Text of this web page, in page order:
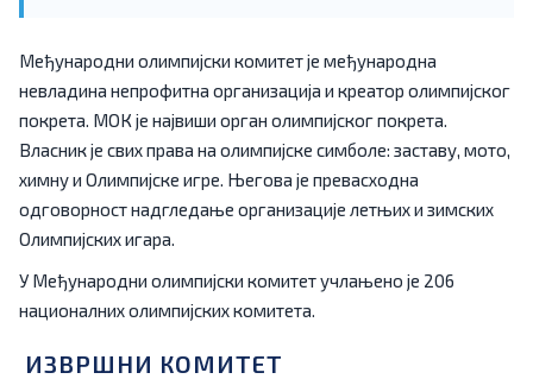
Међународни олимпијски комитет је међународна
невладина непрофитна организација и креатор олимпијског
покрета. МОК је највиши орган олимпијског покрета.
Власник је свих права на олимпијске симболе: заставу, мото,
химну и Олимпијске игре. Његова је превасходна
одговорност надгледање организације летњих и зимских
Олимпијских игара.
У Међународни олимпијски комитет учлањено је 206
националних олимпијских комитета.
ИЗВРШНИ КОМИТЕТ